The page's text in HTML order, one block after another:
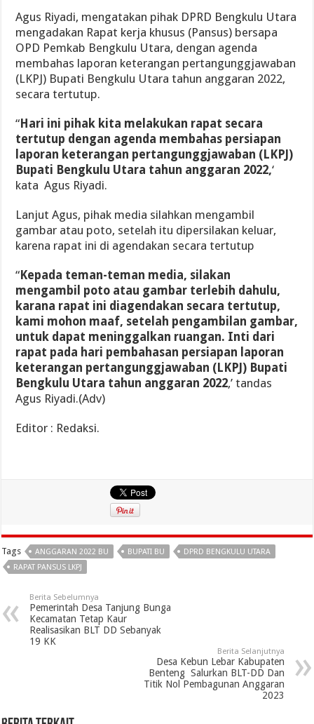
Agus Riyadi, mengatakan pihak DPRD Bengkulu Utara
mengadakan Rapat kerja khusus (Pansus) bersapa
OPD Pemkab Bengkulu Utara, dengan agenda
membahas laporan keterangan pertangunggjawaban
(LKPJ) Bupati Bengkulu Utara tahun anggaran 2022,
secara tertutup.
“Hari ini pihak kita melakukan rapat secara
tertutup dengan agenda membahas persiapan
laporan keterangan pertangunggjawaban (LKPJ)
Bupati Bengkulu Utara tahun anggaran 2022,‘
kata Agus Riyadi.
Lanjut Agus, pihak media silahkan mengambil
gambar atau poto, setelah itu dipersilakan keluar,
karena rapat ini di agendakan secara tertutup
“Kepada teman-teman media, silakan
mengambil poto atau gambar terlebih dahulu,
karana rapat ini diagendakan secara tertutup,
kami mohon maaf, setelah pengambilan gambar,
untuk dapat meninggalkan ruangan. Inti dari
rapat pada hari pembahasan persiapan laporan
keterangan pertangunggjawaban (LKPJ) Bupati
Bengkulu Utara tahun anggaran 2022,’ tandas
Agus Riyadi.(Adv)
Editor : Redaksi.
Tags ANGGARAN 2022 BU BUPATI BU
DPRD BENGKULU UTARA
RAPAT PANSUS LKPJ
Berita Sebelumnya
Pemerintah Desa Tanjung Bunga
Kecamatan Tetap Kaur
Realisasikan BLT DD Sebanyak
19 KK
Berita Selanjutnya
Desa Kebun Lebar Kabupaten
Benteng Salurkan BLT-DD Dan
Titik Nol Pembagunan Anggaran
2023